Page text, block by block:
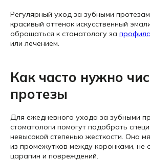
Регулярный уход за зубными
красивый оттенок искусственный
обращаться к стоматологу за
или лечением.
Как часто нужно
протезы
Для ежедневного ухода за зубными
стоматологи помогут подобрать
невысокой степенью жесткости. Она
из промежутков между коронками, не
царапин и повреждений.